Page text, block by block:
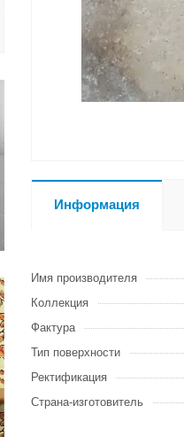
Информация
Имя производителя
Коллекция
Фактура
Тип поверхности
Ректификация
Страна-изготовитель